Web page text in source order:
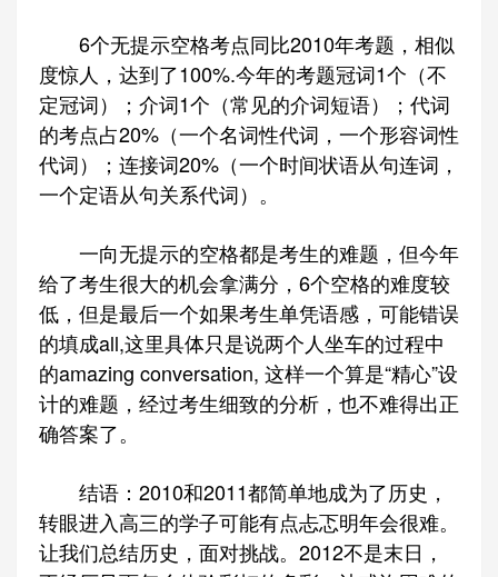
6个无提示空格考点同比2010年考题，相似
度惊人，达到了100%.今年的考题冠词1个（不
定冠词）；介词1个（常见的介词短语）；代词
的考点占20%（一个名词性代词，一个形容词性
代词）；连接词20%（一个时间状语从句连词，
一个定语从句关系代词）。
一向无提示的空格都是考生的难题，但今年
给了考生很大的机会拿满分，6个空格的难度较
低，但是最后一个如果考生单凭语感，可能错误
的填成all,这里具体只是说两个人坐车的过程中
的amazing conversation, 这样一个算是“精心”设
计的难题，经过考生细致的分析，也不难得出正
确答案了。
结语：2010和2011都简单地成为了历史，
转眼进入高三的学子可能有点忐忑明年会很难。
让我们总结历史，面对挑战。2012不是末日，